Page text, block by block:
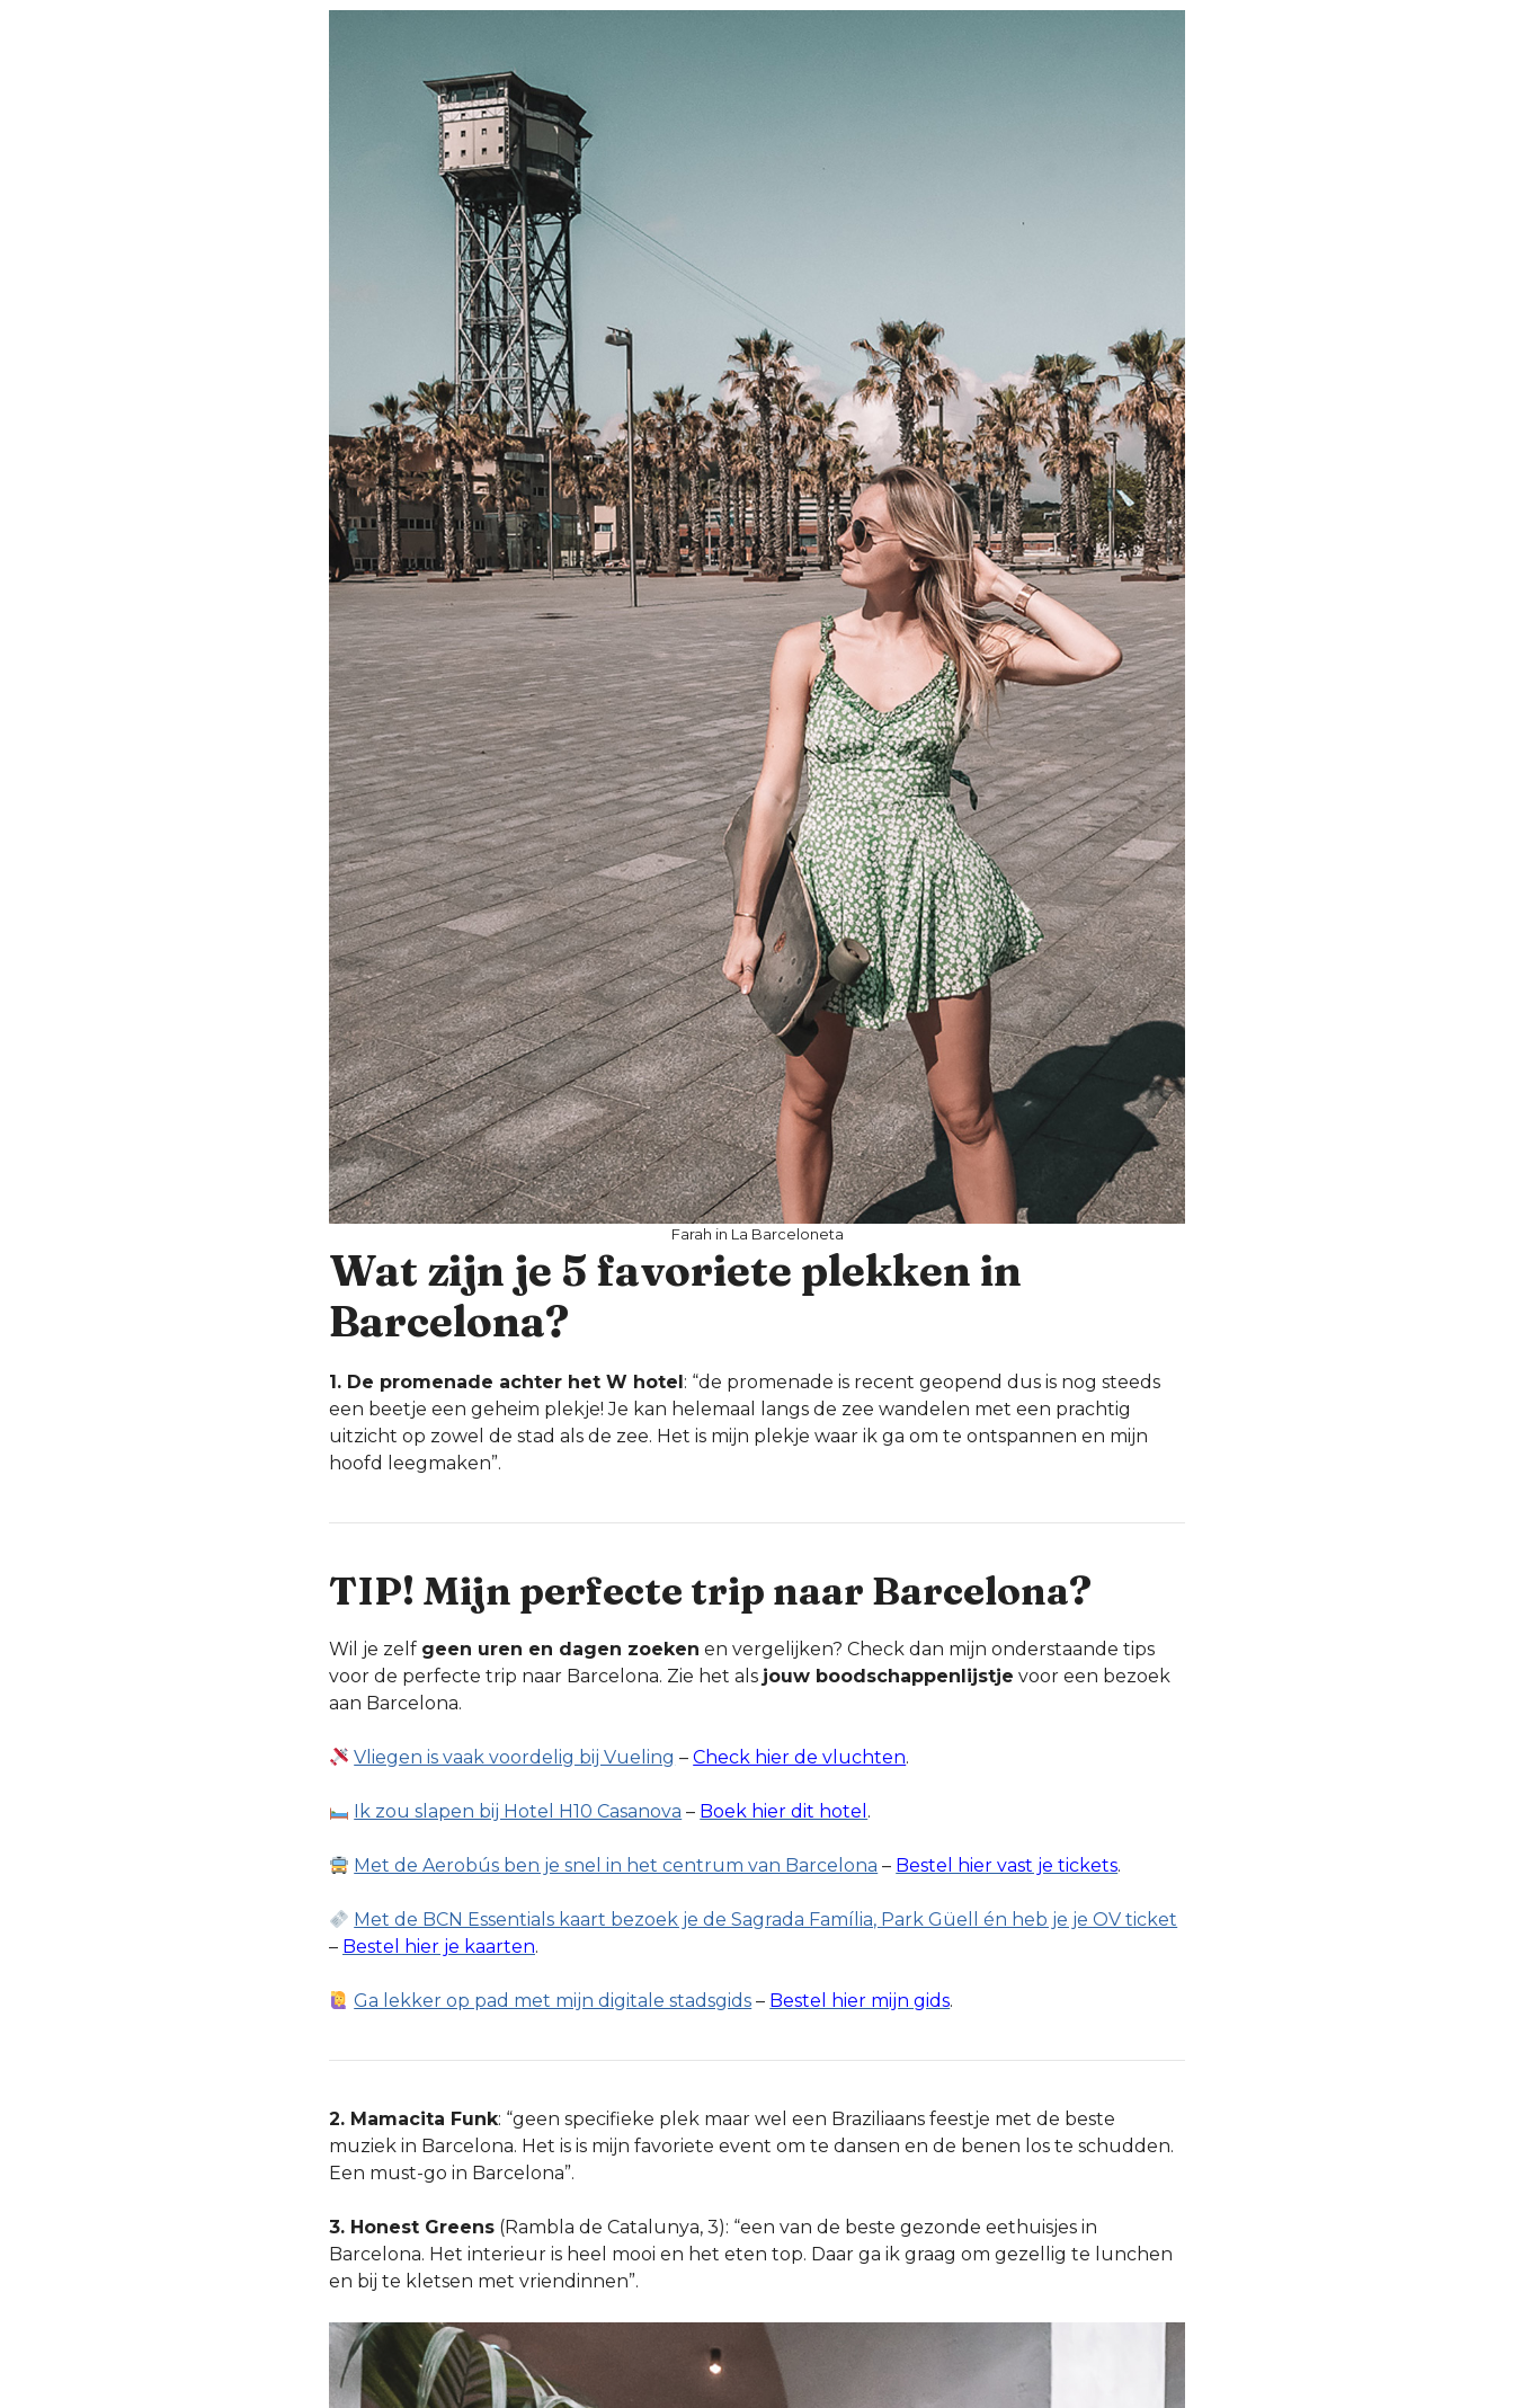
Farah in La Barceloneta
Wat zijn je 5 favoriete plekken in
Barcelona?
1. De promenade achter het W hotel : “de promenade is recent geopend dus is nog steeds
een beetje een geheim plekje! Je kan helemaal langs de zee wandelen met een prachtig
uitzicht op zowel de stad als de zee. Het is mijn plekje waar ik ga om te ontspannen en mijn
hoofd leegmaken”.
TIP! Mijn perfecte trip naar Barcelona?
Wil je zelf geen uren en dagen zoeken en vergelijken? Check dan mijn onderstaande tips
voor de perfecte trip naar Barcelona. Zie het als jouw boodschappenlijstje voor een bezoek
aan Barcelona.
Vliegen is vaak voordelig bij Vueling –Check hier de vluchten.
Ik zou slapen bij Hotel H10 Casanova – Boek hier dit hotel .
Met de Aerobús ben je snel in het centrum van Barcelona – Bestel hier vast je tickets.
Met de BCN Essentials kaart bezoek je de Sagrada Família, Park Güell én heb je je OV ticket
– Bestel hier je kaarten.
Ga lekker op pad met mijn digitale stadsgids – Bestel hier mijn gids.
2. Mamacita Funk: “geen specifieke plek maar wel een Braziliaans feestje met de beste
muziek in Barcelona. Het is is mijn favoriete event om te dansen en de benen los te schudden.
Een must-go in Barcelona”.
3. Honest Greens (Rambla de Catalunya, 3): “een van de beste gezonde eethuisjes in
Barcelona. Het interieur is heel mooi en het eten top. Daar ga ik graag om gezellig te lunchen
en bij te kletsen met vriendinnen”.